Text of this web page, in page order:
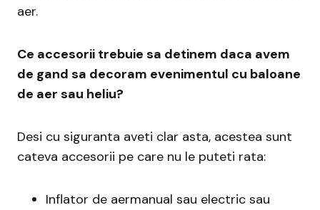
aer.
Ce accesorii trebuie sa detinem daca avem
de gand sa decoram evenimentul cu baloane
de aer sau heliu?
Desi cu siguranta aveti clar asta, acestea sunt
cateva accesorii pe care nu le puteti rata:
Inflator de aermanual sau electric sau